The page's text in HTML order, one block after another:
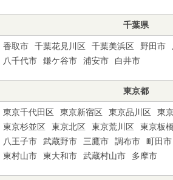
千葉県
香取市 千葉花見川区 千葉美浜区 野田市
八千代市
鎌ケ谷市 浦安市 白井市
東京都
東京千代田区 東京新宿区 東京品川区 東
東京杉並区
東京北区 東京荒川区 東京板
八王子市
武蔵野市 三鷹市 調布市 町田市
東村山市
東大和市 武蔵村山市 多摩市